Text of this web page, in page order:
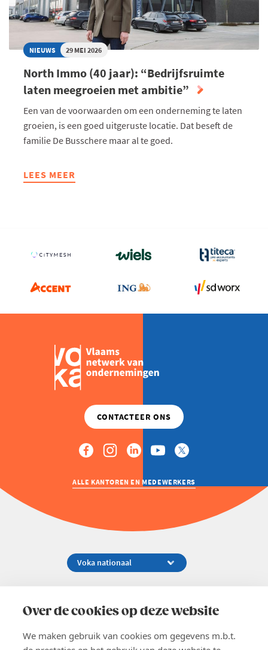
Over de cookies op deze website
We maken gebruik van cookies om gegevens m.b.t.
ONS
KRACHT
NIEUWS 29 MEI 2026
North Immo (40 jaar): “Bedrijfsruimte
laten meegroeien met ambitie”
Een van de voorwaarden om een onderneming te laten
groeien, is een goed uitgeruste locatie. Dat beseft de
familie De Busschere maar al te goed.
LEES MEER
ABOUT
LATEN
MET
ALLE KANTOREN EN MEDEWERKERS
02 229 81 11